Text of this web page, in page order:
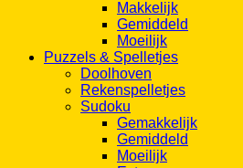
Makkelijk
Gemiddeld
Moeilijk
Puzzels & Spelletjes
Doolhoven
Rekenspelletjes
Sudoku
Gemakkelijk
Gemiddeld
Moeilijk